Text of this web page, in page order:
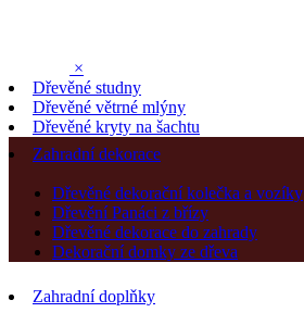
×
Dřevěné studny
Dřevěné větrné mlýny
Dřevěné kryty na šachtu
Zahradní dekorace
Dřevěné dekorační kolečka a vozíky
Dřevění Panáci z břízy
Dřevěné dekorace do zahrady
Dekorační domky ze dřeva
Zahradní doplňky